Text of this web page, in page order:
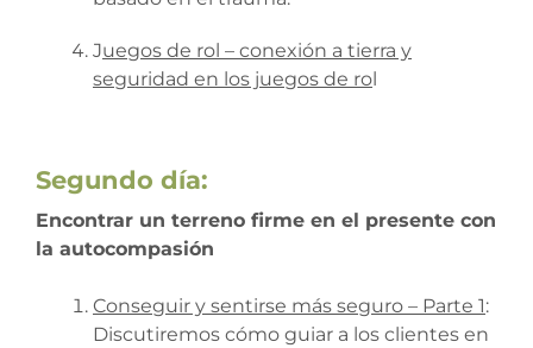
Juegos de rol – conexión a tierra y
seguridad en los juegos de ro
Segundo día:
Encontrar un terreno firme en el presente con
la autocompasión
Conseguir y sentirse más seguro – Parte 1:
Discutiremos cómo guiar a los clientes en